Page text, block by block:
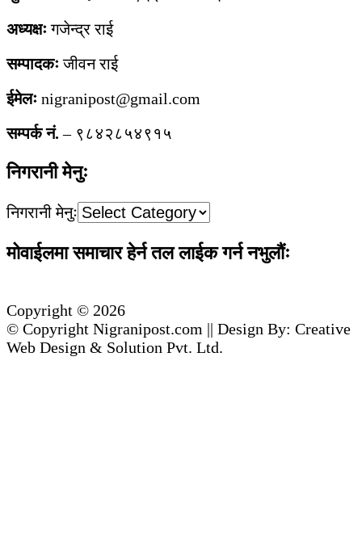
अध्यक्षःगजेन्द्र राई
सम्पादकःजीवन राई
ईमेलः nigranipost@gmail.com
सम्पर्क नं.– ९८४२८५४९१५
निगरानी मेनुः
निगरानी मेनुः
मोवाईलमा समाचार हेर्न तल लाईक गर्न नभुलौंः
Copyright © 2026
© Copyright Nigranipost.com || Design By: Creative
Web Design & Solution Pvt. Ltd.